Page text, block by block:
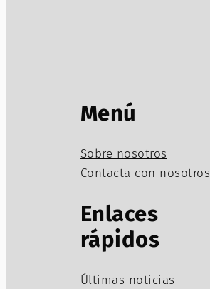
Menú
Sobre nosotros
Contacta con nosotros
Enlaces
rápidos
Últimas noticias